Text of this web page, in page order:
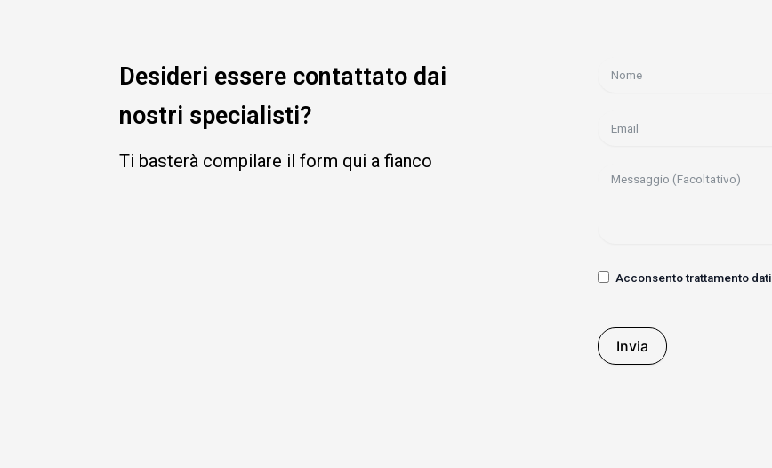
Desideri essere contattato dai
nostri specialisti?
Ti basterà compilare il form qui a fianco
Acconsento trattamento dati
Invia